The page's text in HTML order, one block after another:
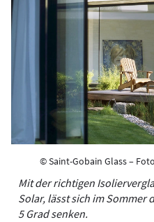
© Saint-Gobain Glass –
Mit der richtigen
Solar, lässt sich im Sommer
5 Grad senken.